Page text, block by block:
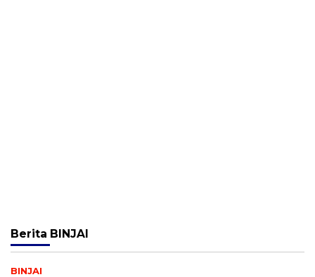
Berita BINJAI
BINJAI